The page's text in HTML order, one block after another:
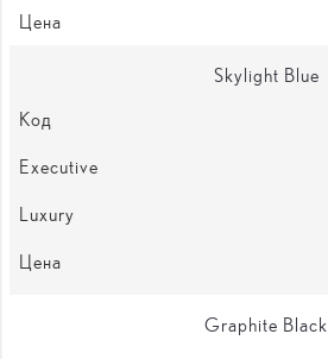
Skylight Blue
Graphite Black